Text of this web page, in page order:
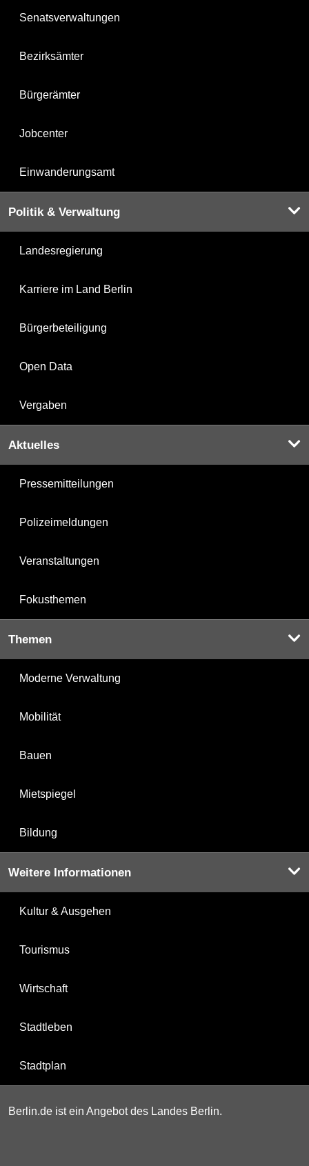
Senatsverwaltungen
Bezirksämter
Bürgerämter
Jobcenter
Einwanderungsamt
Politik & Verwaltung
Landesregierung
Karriere im Land Berlin
Bürgerbeteiligung
Open Data
Vergaben
Aktuelles
Pressemitteilungen
Polizeimeldungen
Veranstaltungen
Fokusthemen
Themen
Moderne Verwaltung
Mobilität
Bauen
Mietspiegel
Bildung
Weitere Informationen
Kultur & Ausgehen
Tourismus
Wirtschaft
Stadtleben
Stadtplan
Berlin.de ist ein Angebot des Landes Berlin.